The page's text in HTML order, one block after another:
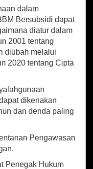
dalam
Bersubsidi dapat
diatur dalam
2001 tentang
diubah melalui
2020 tentang Cipta
dikenakan
dan denda paling
Pengawasan
Penegak Hukum